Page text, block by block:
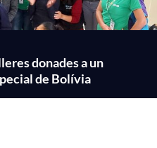
donades a un
de Bolívia